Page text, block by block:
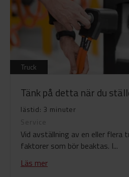
Truck
Tänk på detta när du
lästid: 3 minuter
Service
Vid avställning av en eller flera
faktorer som bör beaktas. I...
Läs mer